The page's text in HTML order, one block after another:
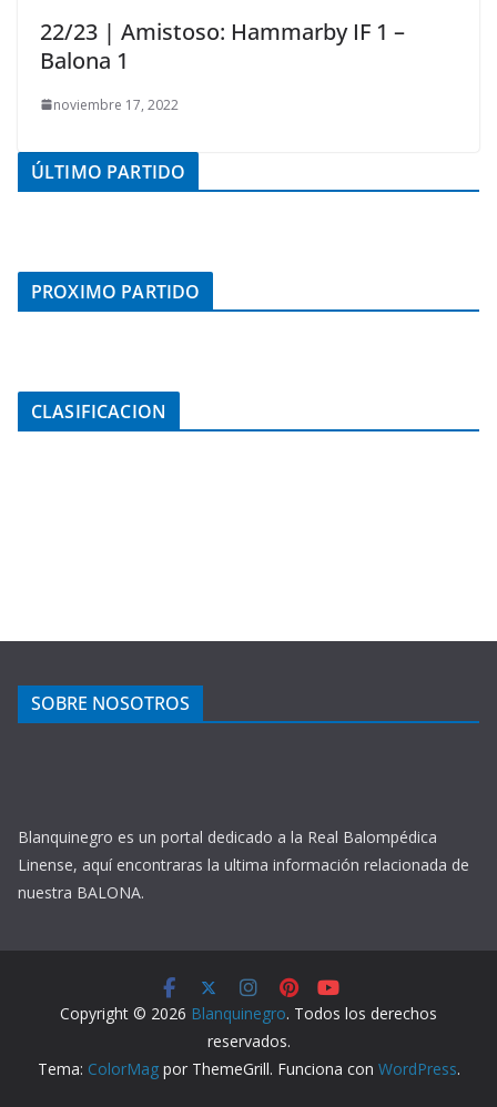
22/23 | Amistoso: Hammarby IF 1 –
Balona 1
noviembre 17, 2022
ÚLTIMO PARTIDO
PROXIMO PARTIDO
CLASIFICACION
SOBRE NOSOTROS
Blanquinegro es un portal dedicado a la Real Balompédica
Linense, aquí encontraras la ultima información relacionada de
nuestra BALONA.
Copyright © 2026 Blanquinegro. Todos los derechos
reservados.
Tema: ColorMagpor ThemeGrill. Funciona con WordPress.